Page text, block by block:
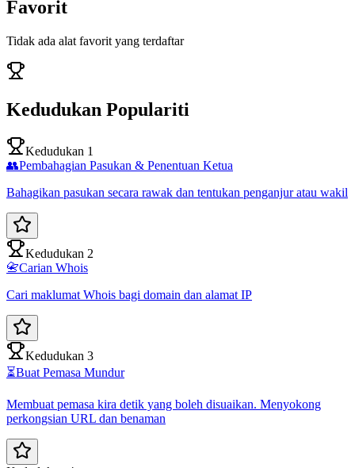
Favorit
Tidak ada alat favorit yang terdaftar
Kedudukan Populariti
Kedudukan 1
👥Pembahagian Pasukan & Penentuan Ketua
Bahagikan pasukan secara rawak dan tentukan penganjur atau wakil
Kedudukan 2
📇Carian Whois
Cari maklumat Whois bagi domain dan alamat IP
Kedudukan 3
⏳Buat Pemasa Mundur
Membuat pemasa kira detik yang boleh disuaikan. Menyokong
perkongsian URL dan benaman